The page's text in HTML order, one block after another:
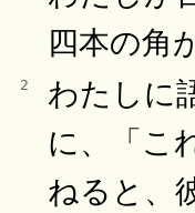
四本の角
2
わたしに
に、「こ
ねると、